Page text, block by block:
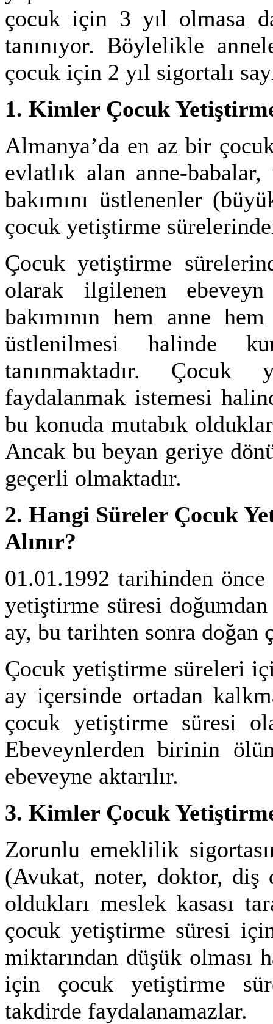
çocuk için 3 yıl olmasa
tanınıyor. Böylelikle
çocuk için 2 yıl sigortalı
1. Kimler Çocuk
Almanya’da en az bir
evlatlık alan anne-
bakımını üstlenenler
çocuk yetiştirme
Çocuk yetiştirme
olarak ilgilenen ebeveyn
bakımının hem anne
üstlenilmesi halinde
tanınmaktadır. Çocuk
faydalanmak istemesi
bu konuda mutabık
Ancak bu beyan geriye
geçerli olmaktadır.
2. Hangi Süreler Çocuk
Alınır?
01.01.1992 tarihinden
yetiştirme süresi
ay, bu tarihten sonra doğan
Çocuk yetiştirme süreleri
ay içersinde ortadan
çocuk yetiştirme süresi
Ebeveynlerden birinin
ebeveyne aktarılır.
3. Kimler Çocuk
Zorunlu emeklilik
(Avukat, noter, doktor, diş
oldukları meslek kasası
çocuk yetiştirme süresi
miktarından düşük olması
için çocuk yetiştirme
takdirde faydalanamazlar.